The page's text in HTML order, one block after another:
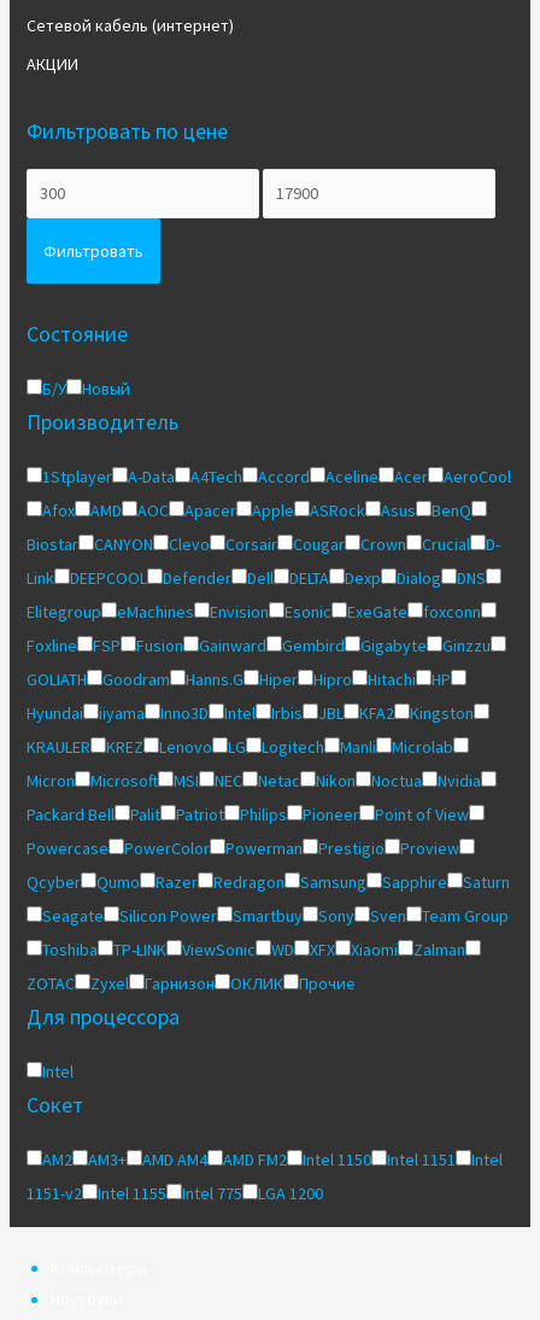
Сетевой кабель (интернет)
АКЦИИ
Фильтровать по цене
Фильтровать
Состояние
Б/У Новый
Производитель
1Stplayer A-Data A4Tech Accord Aceline Acer
AeroCool
Afox
AMD AOC Apacer Apple ASRock Asus
BenQ
Biostar
CANYON Clevo Corsair Cougar Crown Crucial
D-
Link
DEEPCOOL Defender Dell DELTA Dexp Dialog
DNS
Elitegroup
eMachines Envision Esonic ExeGate
foxconn
Foxline
FSP Fusion Gainward Gembird Gigabyte
Ginzzu
GOLIATH
Goodram Hanns.G Hiper Hipro Hitachi
HP
Hyundai
iiyama Inno3D Intel Irbis JBL KFA2
Kingston
KRAULER
KREZ Lenovo LG Logitech Manli
Microlab
Micron
Microsoft MSI NEC Netac Nikon Noctua
Nvidia
Packard Bell
Palit Patriot Philips Pioneer
Point of View
Powercase
PowerColor Powerman Prestigio
Proview
Qcyber
Qumo Razer Redragon Samsung Sapphire
Saturn
Seagate
Silicon Power Smartbuy Sony Sven
Team Group
Toshiba
TP-LINK ViewSonic WD XFX Xiaomi
Zalman
ZOTAC
Zyxel Гарнизон ОКЛИК Прочие
Для процессора
Intel
Сокет
AM2 AM3+ AMD AM4 AMD FM2 Intel 1150 Intel 1151
Intel
1151-v2
Intel 1155 Intel 775 LGA 1200